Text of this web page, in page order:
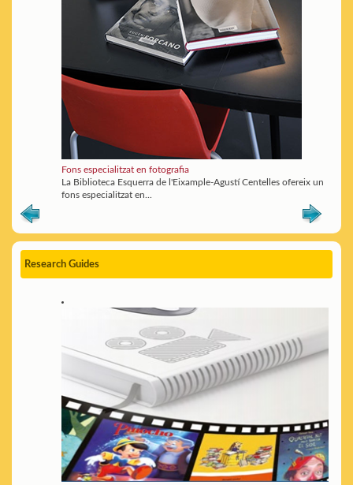
Fons especialitzat en fotografia
La Biblioteca Esquerra de l'Eixample-Agustí Centelles ofereix un
fons especialitzat en...
Research Guides